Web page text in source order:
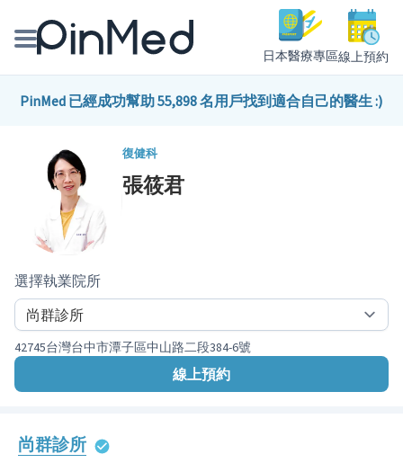
日本醫療專區線上預約
線上預約醫師、院所
健康主題館
PinMed 已經成功幫助 55,898 名用戶找到適合自己的醫生 :)
復健科
張筱君
選擇執業院所
42745台灣台中市潭子區中山路二段384-6號
線上預約
尚群診所